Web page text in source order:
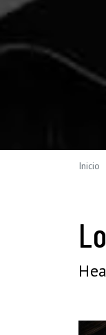
Inicio